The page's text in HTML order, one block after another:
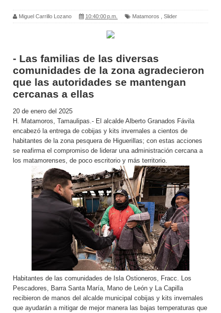
Miguel Carrillo Lozano 10:40:00 p.m. Matamoros Slider
- Las familias de las diversas
comunidades de la zona agradecieron
que las autoridades se mantengan
cercanas a ellas
20 de enero del 2025
H. Matamoros, Tamaulipas.- El alcalde Alberto Granados Fávila
encabezó la entrega de cobijas y kits invernales a cientos de
habitantes de la zona pesquera de Higuerillas; con estas acciones
se reafirma el compromiso de liderar una administración cercana a
los matamorenses, de poco escritorio y más territorio.
Habitantes de las comunidades de Isla Ostioneros, Fracc. Los
Pescadores, Barra Santa María, Mano de León y La Capilla
recibieron de manos del alcalde municipal cobijas y kits invernales
que ayudarán a mitigar de mejor manera las bajas temperaturas que